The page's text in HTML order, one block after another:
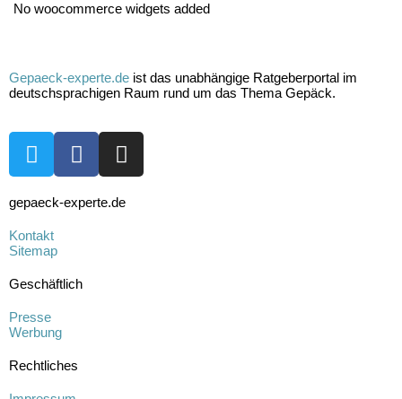
No woocommerce widgets added
Gepaeck-experte.de ist das unabhängige Ratgeberportal im
deutschsprachigen Raum rund um das Thema Gepäck.
gepaeck-experte.de
Kontakt
Sitemap
Geschäftlich
Presse
Werbung
Rechtliches